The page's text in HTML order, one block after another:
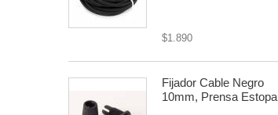
$1.890
Fijador Cable Negro
10mm, Prensa Estopa